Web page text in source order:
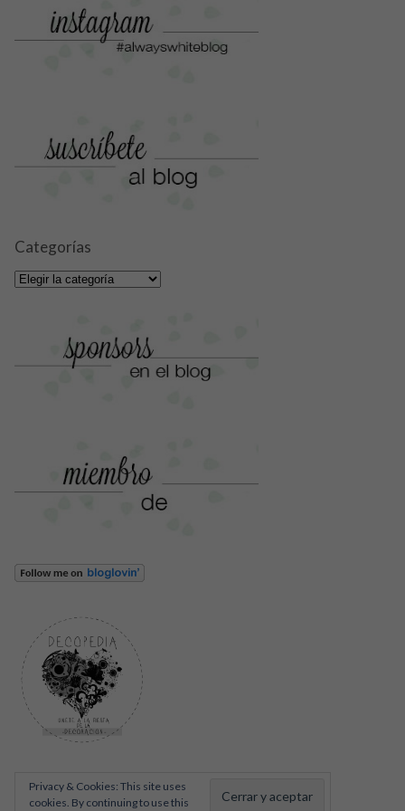
Categorías
Categorías
Privacy & Cookies: This site uses
cookies. By continuing to use this